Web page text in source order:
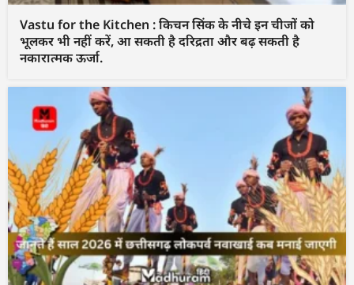
Vastu for the Kitchen : किचन सिंक के नीचे इन चीजों को
भूलकर भी नहीं करें, आ सकती है दरिद्रता और बढ़ सकती है
नकारात्मक ऊर्जा.